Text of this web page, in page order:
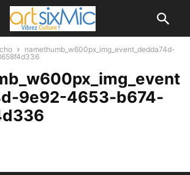
namethumb_w600px_img_event_dedda74d-
9e92-4653-b674-